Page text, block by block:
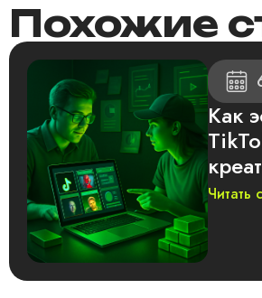
Похожие
Как
Читать